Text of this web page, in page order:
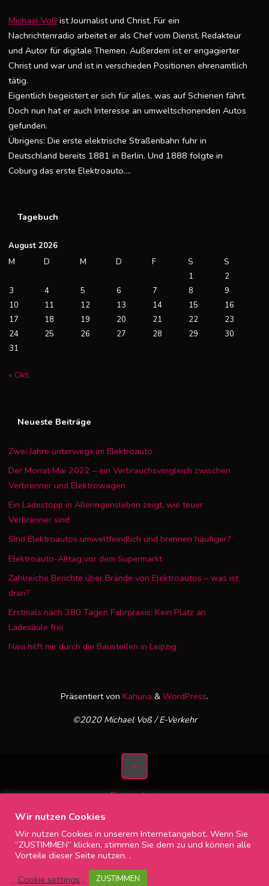
Michael Voß ist Journalist und Christ. Für ein
Nachrichtenradio arbeitet er als Chef vom Dienst, Redakteur
und Autor für digitale Themen. Außerdem ist er engagierter
Christ und war und ist in verschieden Positionen ehrenamtlich
tätig.
Eigentlich begeistert er sich für alles, was auf Schienen fährt.
Doch nun hat er auch Interesse an umweltschonenden Autos
gefunden.
Übrigens: Die erste elektrische Straßenbahn fuhr in
Deutschland bereits 1881 in Berlin. Und 1888 folgte in
Coburg das erste Elektroauto….
Tagebuch
August 2026
M
D M D F S
S
1
2
3
4 5 6 7 8
9
10
11 12 13 14 15
16
17
18 19 20 21 22
23
24
25 26 27 28 29
30
31
« Okt.
Neueste Beiträge
Zwei Jahre unterwegs im Elektroauto
Der Monat Mai 2022 – ein Verbrauchsvergleich zwischen
Verbrenner und Elektrowagen
Ein Ladestopp in Alleringensleben zeigt, wie teuer
Verbrenner sind
Sind Elektroautos umweltfeindlich und brennen häufiger?
Elektroauto-Alltag vor dem Supermarkt
Zahlreiche Berichte über Brände von Elektroautos – was ist
dran?
Erstmals nach 380 Tagen Fahrpraxis: Kein Platz an
Ladesäule frei
Navi hilft mir durch die Baustellen in Leipzig
Präsentiert von Kahuna & WordPress.
©2020 Michael Voß / E-Verkehr
Datenschutz
Wir nutzen Cookies
Wir nutzen Cookies in unserem Internetangebot. Wenn Sie
“ZUSTIMMEN” klicken, stimmen Sie dem zu und können alle
Vorteile dieser Seite nutzen. .
Cookie settings
ZUSTIMMEN